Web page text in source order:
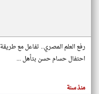
المقالات
الموجوده
هنا عن
رفع العلم المصري.. تفاعل مع طريقة
احتفال حسام حسن بتأهل ...
منذ سنة